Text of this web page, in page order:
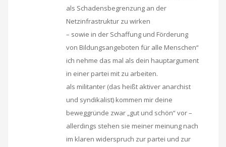
als Schadensbegrenzung an der
Netzinfrastruktur zu wirken
– sowie in der Schaffung und Förderung
von Bildungsangeboten für alle Menschen“
ich nehme das mal als dein hauptargument
in einer partei mit zu arbeiten.
als militanter (das heißt aktiver anarchist
und syndikalist) kommen mir deine
beweggründe zwar „gut und schön“ vor –
allerdings stehen sie meiner meinung nach
im klaren widerspruch zur partei und zur